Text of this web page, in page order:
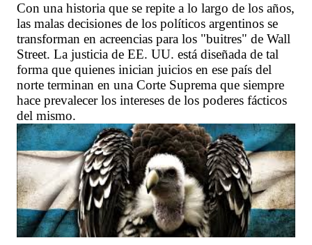
Con una historia que se repite a lo largo de los años,
las malas decisiones de los políticos argentinos se
transforman en acreencias para los "buitres" de Wall
Street. La justicia de EE. UU. está diseñada de tal
forma que quienes inician juicios en ese país del
norte terminan en una Corte Suprema que siempre
hace prevalecer los intereses de los poderes fácticos
del mismo.